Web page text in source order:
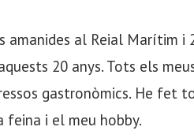
al Reial Marítim i
20 anys. Tots els
gastronòmics. He fet
feina i el meu hobby.